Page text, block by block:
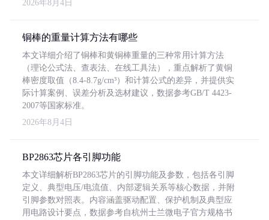
2026年8月4日
铜棒的重量计算方法有哪些
本文详细介绍了铜棒和黄铜棒重量的三种常用计算方法
（理论公式法、查表法、在线工具法），重点解析了黄铜
棒密度取值（8.4-8.7g/cm³）和计算公式的差异，并提供实
际计算案例、误差分析及选材建议，数据参考GB/T 4423-
2007等国家标准。
2026年8月4日
BP2863芯片各引脚功能
本文详细解析BP2863芯片的引脚功能及参数，包括各引脚
定义、典型电压/电流值、内部逻辑关系等核心数据，并附
引脚参数对照表。内容涵盖驱动配置、保护机制及典型应
用电路设计要点，数据参考自杭州士兰微电子官方规格书